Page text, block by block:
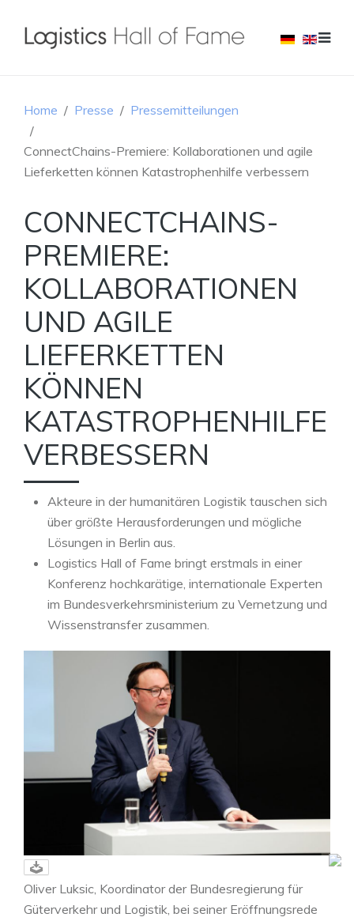
Home Presse Pressemitteilungen
ConnectChains-Premiere: Kollaborationen und agile
Lieferketten können Katastrophenhilfe verbessern
CONNECTCHAINS-
PREMIERE:
KOLLABORATIONEN
UND AGILE
LIEFERKETTEN
KÖNNEN
KATASTROPHENHILFE
VERBESSERN
Akteure in der humanitären Logistik tauschen sich
über größte Herausforderungen und mögliche
Lösungen in Berlin aus.
Logistics Hall of Fame bringt erstmals in einer
Konferenz hochkarätige, internationale Experten
im Bundesverkehrsministerium zu Vernetzung und
Wissenstransfer zusammen.
Oliver Luksic, Koordinator der Bundesregierung für
Güterverkehr und Logistik, bei seiner Eröffnungsrede